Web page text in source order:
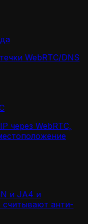
WebRTC/DNS
через WebRTC,
и JA4 и
считывают анти-